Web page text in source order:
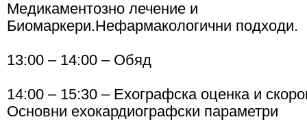
Медикаментозно лечение и
Биомаркери.Нефармакологични подходи.
13:00 – 14:00 – Обяд
14:00 – 15:30 – Ехографска оценка и
Основни ехокардиографски параметри